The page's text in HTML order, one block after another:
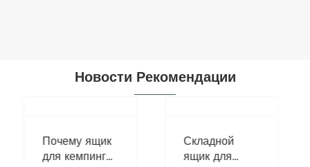
Новости Рекомендации
Почему ящик
для кемпинга
Складной
ящик для